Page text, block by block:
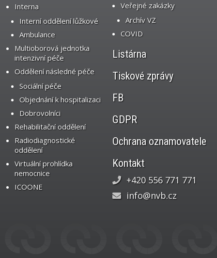
Interna
Interní oddělení lůžkové
Ambulance
Multioborová jednotka
intenzivní péče
Oddělení následné péče
Sociální péče
Objednání k hospitalizaci
Dobrovolníci
Rehabilitační oddělení
Radiodiagnostické
oddělení
Virtuální prohlídka
nemocnice
ICOONE
Veřejné zakázky
Archív VZ
COVID
Listárna
Tiskové zprávy
FB
GDPR
Ochrana oznamovatele
Kontakt
+420 556 771 771
info@nvb.cz